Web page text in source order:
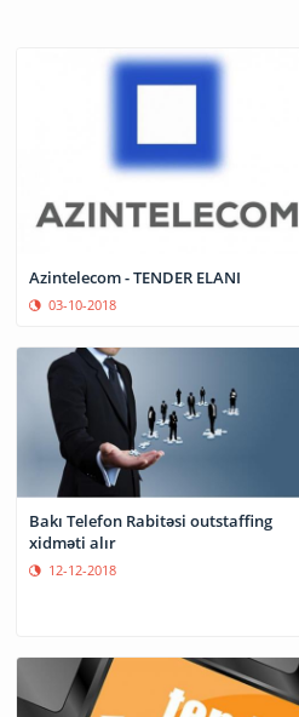
Azintelecom - TENDER ELANI
03-10-2018
Bakı Telefon Rabitəsi outstaffing
xidməti alır
12-12-2018